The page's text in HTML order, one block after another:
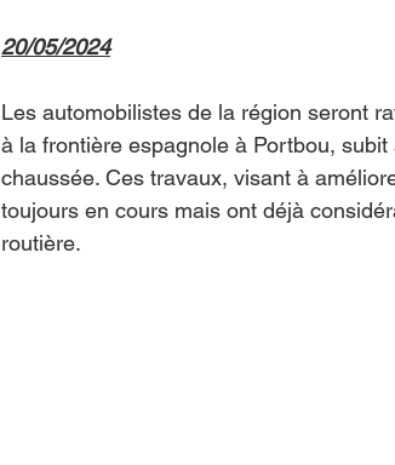
20/05/2024
Les automobilistes de la région seront
à la frontière espagnole à Portbou,
chaussée. Ces travaux, visant à
toujours en cours mais ont déjà
routière.